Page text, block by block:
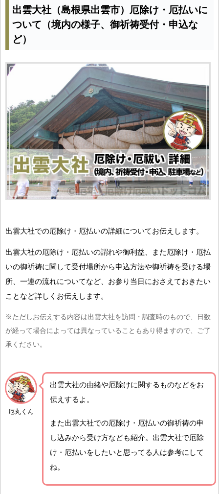
出雲大社（島根県出雲市）厄除け・厄払いに
ついて（境内の様子、御祈祷受付・申込な
ど）
出雲大社での厄除け・厄払いの詳細についてお伝えします。
出雲大社の厄除け・厄払いの謂れや御利益、また厄除け・厄払
いの御祈祷に関して受付場所から申込方法や御祈祷を受ける場
所、一連の流れについてなど、お参り当日におさえておきたい
ことなど詳しくお伝えします。
※ただしお伝えする内容は出雲大社を訪問・調査時のもので、日数
が経って場合によっては異なっていることもあり得ますので、ご了
承ください。
厄丸くん
出雲大社の由緒や厄除けに関するものなどをお
伝えするよ。
また出雲大社での厄除け・厄払いの御祈祷の申
し込みから受け方なども紹介。出雲大社で厄除
け・厄払いをしたいと思ってる人は参考にして
ね。